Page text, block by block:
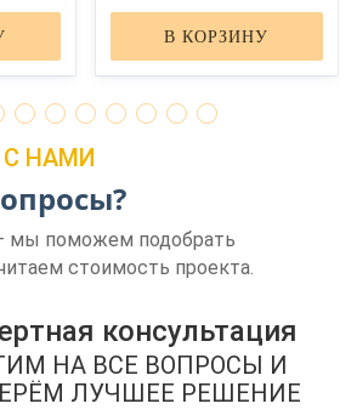
В КОРЗИНУ
С НАМИ
мы поможем подобрать
стоимость проекта.
консультация
НА ВСЕ ВОПРОСЫ И
ЛУЧШЕЕ РЕШЕНИЕ
ЗВОНОК